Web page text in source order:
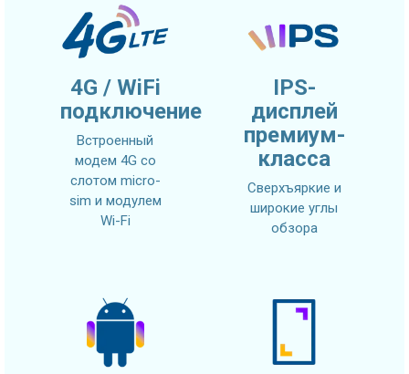
4G / WiFi
подключение
Встроенный
модем 4G со
слотом micro-
sim и модулем
Wi-Fi
IPS-
дисплей
премиум-
класса
Сверхъяркие и
широкие углы
обзора